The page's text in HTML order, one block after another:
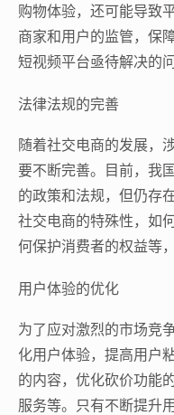
购物体验，还可能导致
商家和用户的监管，保
短视频平台亟待解决的问
法律法规的完善
随着社交电商的发展，
要不断完善。目前，我
的政策和法规，但仍存
社交电商的特殊性，如
何保护消费者的权益等
用户体验的优化
为了应对激烈的市场竞
化用户体验，提高用户
的内容，优化砍价功能
服务等。只有不断提升